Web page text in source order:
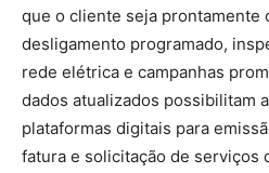
que o cliente seja prontamente
desligamento programado,
rede elétrica e campanhas
dados atualizados possibilitam
plataformas digitais para
fatura e solicitação de serviços